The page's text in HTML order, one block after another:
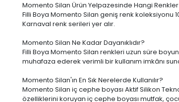
Momento Silan Ürün Yelpazesinde Hangi
Filli Boya Momento Silan geniş renk koleksiyonu
Karnaval renk serileri yer alır.
Momento Silan Ne Kadar Dayanıklıdır?
Filli Boya Momento Silan renkleri uzun süre
muhafaza ederek verimli bir kullanım imkânı
Momento Silan'ın En Sık Nerelerde Kullanılır?
Momento Silan iç cephe boyası Aktif Silikon
özelliklerini koruyan iç cephe boyası mutfak,